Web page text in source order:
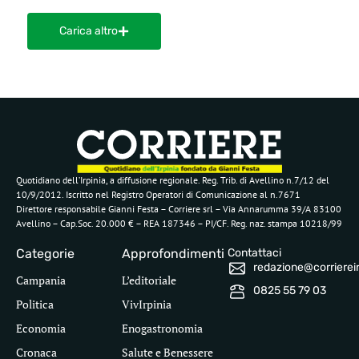
Carica altro
Quotidiano dell’Irpinia, a diffusione regionale. Reg. Trib. di Avellino n.7/12 del
10/9/2012. Iscritto nel Registro Operatori di Comunicazione al n.7671
Direttore responsabile Gianni Festa – Corriere srl – Via Annarumma 39/A 83100
Avellino – Cap.Soc. 20.000 € – REA 187346 – PI/CF. Reg. naz. stampa 10218/99
Categorie
Campania
Politica
Economia
Cronaca
Approfondimenti
L’editoriale
VivIrpinia
Enogastronomia
Salute e Benessere
Contattaci
0825 55 79 03